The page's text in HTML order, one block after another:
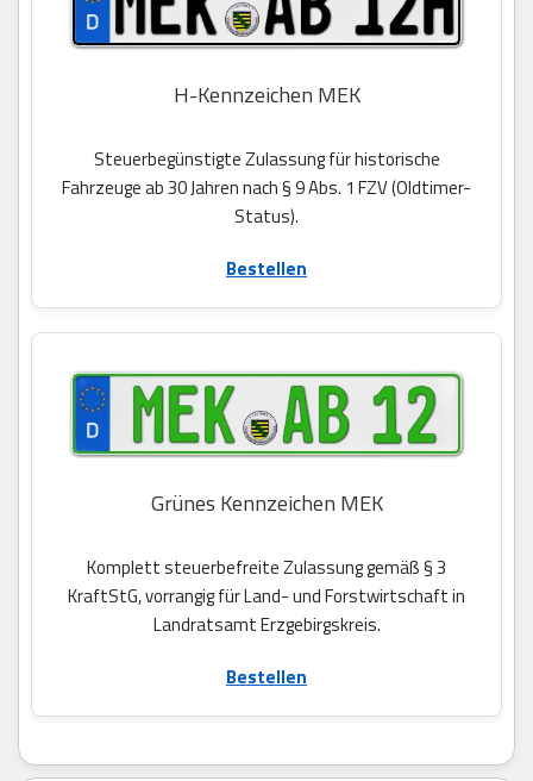
H-Kennzeichen MEK
Steuerbegünstigte Zulassung für historische
Fahrzeuge ab 30 Jahren nach § 9 Abs. 1 FZV (Oldtimer-
Status).
Bestellen
Grünes Kennzeichen MEK
Komplett steuerbefreite Zulassung gemäß § 3
KraftStG, vorrangig für Land- und Forstwirtschaft in
Landratsamt Erzgebirgskreis.
Bestellen